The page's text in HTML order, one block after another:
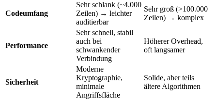
Codeumfang
Sehr schlank (~4.000
Zeilen) → leichter
auditierbar
Sehr groß (>100.000
Zeilen) → komplex
Performance
Sehr schnell, stabil
auch bei
schwankender
Verbindung
Höherer Overhead,
oft langsamer
Sicherheit
Moderne
Kryptographie,
minimale
Angriffsfläche
Solide, aber teils
ältere Algorithmen